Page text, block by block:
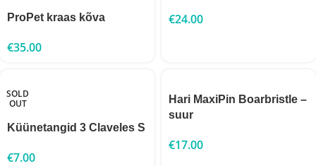
ProPet kraas kõva
€35.00
€24.00
SOLD
OUT
Küünetangid 3 Claveles S
€7.00
Hari MaxiPin Boarbristle –
suur
€17.00